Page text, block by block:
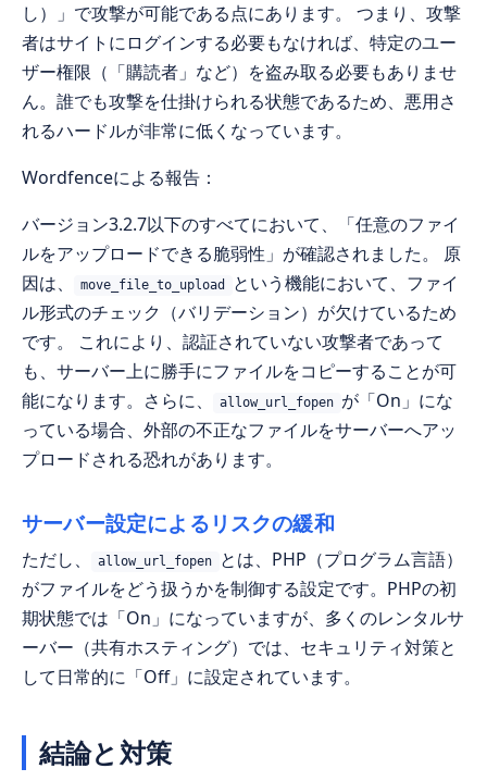
し）」で攻撃が可能である点にあります。 つまり、攻撃
者はサイトにログインする必要もなければ、特定のユー
ザー権限（「購読者」など）を盗み取る必要もありませ
ん。誰でも攻撃を仕掛けられる状態であるため、悪用さ
れるハードルが非常に低くなっています。
Wordfenceによる報告：
バージョン3.2.7以下のすべてにおいて、「任意のファイ
ルをアップロードできる脆弱性」が確認されました。 原
因は、
move_file_to_upload
という機能において、ファイ
ル形式のチェック（バリデーション）が欠けているため
です。 これにより、認証されていない攻撃者であって
も、サーバー上に勝手にファイルをコピーすることが可
能になります。さらに、
allow_url_fopen が「On」にな
っている場合、外部の不正なファイルをサーバーへアッ
プロードされる恐れがあります。
サーバー設定によるリスクの緩和
ただし、 allow_url_fopen
とは、PHP（プログラム言語）
がファイルをどう扱うかを制御する設定です。PHPの初
期状態では「On」になっていますが、多くのレンタルサ
ーバー（共有ホスティング）では、セキュリティ対策と
して日常的に「Off」に設定されています。
結論と対策